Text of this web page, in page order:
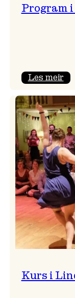
Program
Les meir:
i
Kurs i